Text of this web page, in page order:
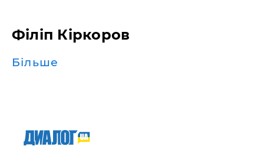
Філіп Кіркоров
Більше